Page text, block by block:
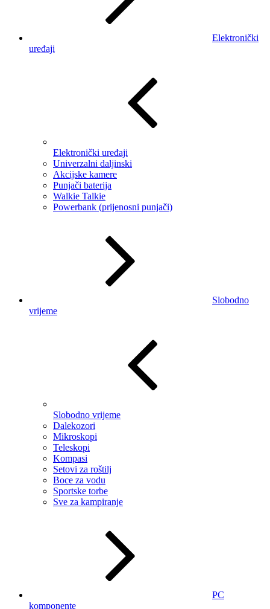
Elektronički
uređaji
Elektronički uređaji
Univerzalni daljinski
Akcijske kamere
Punjači baterija
Walkie Talkie
Powerbank (prijenosni punjači)
Slobodno
vrijeme
Slobodno vrijeme
Dalekozori
Mikroskopi
Teleskopi
Kompasi
Setovi za roštilj
Boce za vodu
Sportske torbe
Sve za kampiranje
PC
komponente